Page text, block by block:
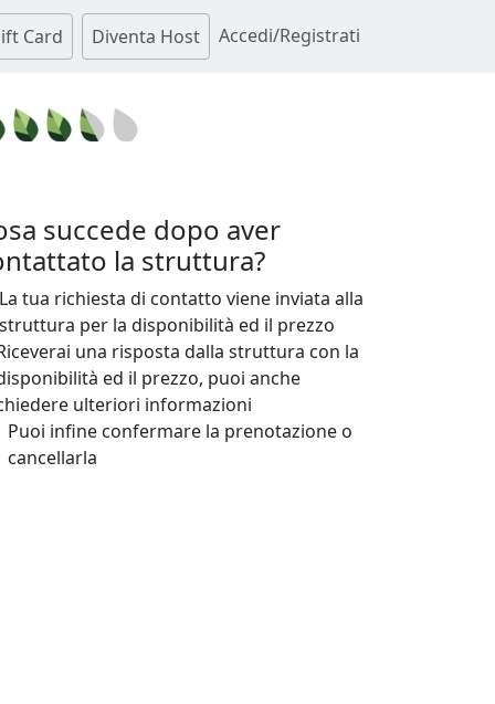
Card Diventa Host Accedi/Registrati
succede dopo aver
la struttura?
La tua richiesta di contatto viene inviata alla
struttura per la disponibilità ed il prezzo
una risposta dalla struttura con la
ed il prezzo, puoi anche
ulteriori informazioni
Puoi infine confermare la prenotazione o
cancellarla